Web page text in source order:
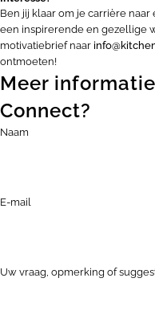
Ben jij klaar om je carrière
een inspirerende en gezellige
motivatiebrief naar
ontmoeten!
Meer
Connect?
Naam
E-mail
Uw vraag, opmerking of